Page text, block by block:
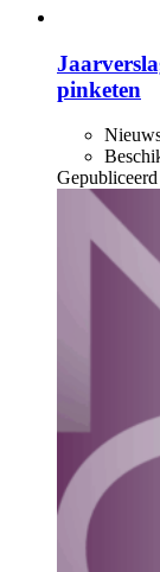
pinketen